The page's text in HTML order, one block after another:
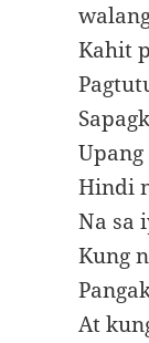
Kahit
Hindi
Na sa
Kung
At